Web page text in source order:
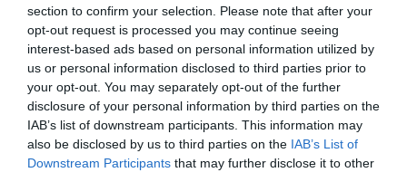
section to confirm your selection. Please note that after your
opt-out request is processed you may continue seeing
interest-based ads based on personal information utilized by
us or personal information disclosed to third parties prior to
your opt-out. You may separately opt-out of the further
disclosure of your personal information by third parties on the
IAB’s list of downstream participants. This information may
also be disclosed by us to third parties on the IAB’s List of
Downstream Participants that may further disclose it to other
Visa fler nyheter
Nyheter från föreningen
Alice Pettersson blir förbundskapten
Matchklimathelg 9-10 maj
26 jun
Vinnare på midsommarfesten
23 jun
Isabelle fick årets Björeman-stipendie